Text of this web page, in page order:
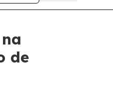
de